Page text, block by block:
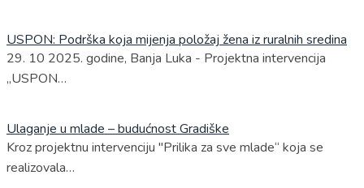
USPON: Podrška koja mijenja položaj žena iz ruralnih sredina
29. 10 2025. godine, Banja Luka - Projektna intervencija
„USPON…
Ulaganje u mlade – budućnost Gradiške
Kroz projektnu intervenciju "Prilika za sve mlade“ koja se
realizovala…